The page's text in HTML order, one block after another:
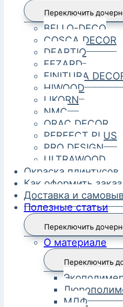
Переключить
BELLO-DECO
COSCA DECOR
DEARTIO
FEZARD
FINITURA
HIWOOD
LIKORN
NMC
ORAC DECOR
PERFECT PLUS
PRO DESIGN
ULTRAWOOD
Окраска плинтусов
Как оформить заказ
Доставка и
Полезные статьи
Переключить
О материале
Переключить
МДФ